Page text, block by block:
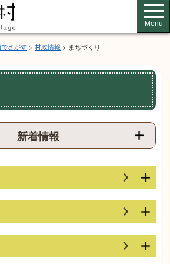
Menu
さがす > 村政情報 > まちづくり
新着情報